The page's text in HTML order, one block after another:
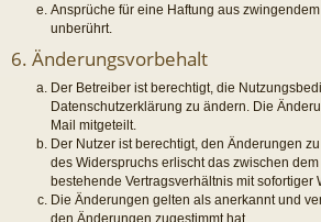
Ansprüche für eine Haftung aus
unberührt.
6. Änderungsvorbehalt
Der Betreiber ist berechtigt, die
Datenschutzerklärung zu ändern. Die
Mail mitgeteilt.
Der Nutzer ist berechtigt, den Änderungen
des Widerspruchs erlischt das zwischen
bestehende Vertragsverhältnis mit sofortiger
Die Änderungen gelten als anerkannt und
den Änderungen zugestimmt hat.